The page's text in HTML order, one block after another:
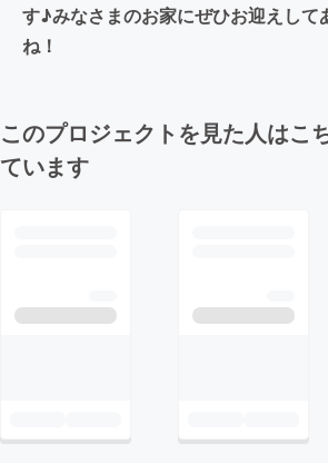
す♪みなさまのお家にぜひお迎えして
ね！
このプロジェクトを見た人はこ
ています